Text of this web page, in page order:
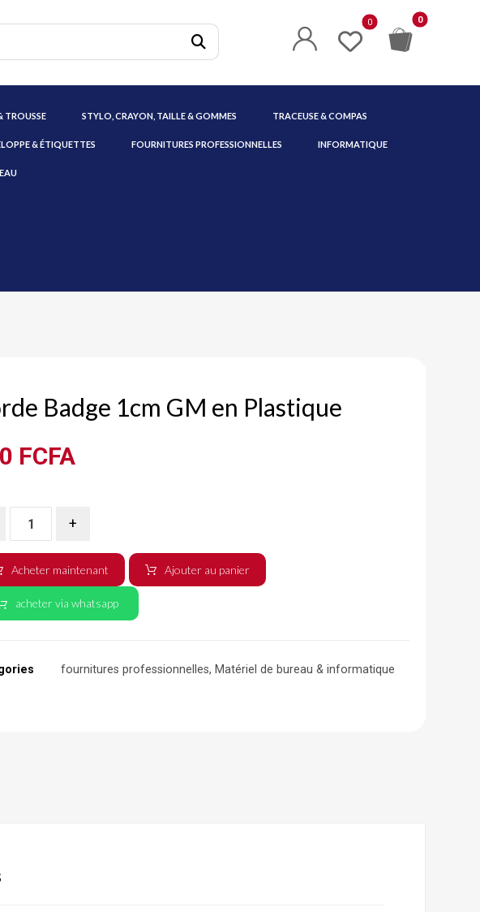
TROUSSE STYLO, CRAYON, TAILLE & GOMMES TRACEUSE & COMPAS
& ÉTIQUETTES FOURNITURES PROFESSIONNELLES INFORMATIQUE
Badge 1cm GM en Plastique
FCFA
+
Acheter maintenant Ajouter au panier
acheter via whatsapp
fournitures professionnelles, Matériel de bureau & informatique